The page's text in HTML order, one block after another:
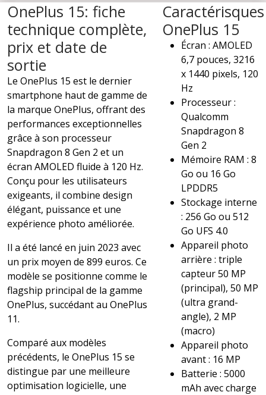
OnePlus 15: fiche
technique complète,
prix et date de
sortie
Le OnePlus 15 est le dernier
smartphone haut de gamme de
la marque OnePlus, offrant des
performances exceptionnelles
grâce à son processeur
Snapdragon 8 Gen 2 et un
écran AMOLED fluide à 120 Hz.
Conçu pour les utilisateurs
exigeants, il combine design
élégant, puissance et une
expérience photo améliorée.
Il a été lancé en juin 2023 avec
un prix moyen de 899 euros. Ce
modèle se positionne comme le
flagship principal de la gamme
OnePlus, succédant au OnePlus
11.
Comparé aux modèles
précédents, le OnePlus 15 se
distingue par une meilleure
optimisation logicielle, une
Caractérisques
OnePlus 15
Écran : AMOLED
6,7 pouces, 3216
x 1440 pixels, 120
Hz
Processeur :
Qualcomm
Snapdragon 8
Gen 2
Mémoire RAM : 8
Go ou 16 Go
LPDDR5
Stockage interne
: 256 Go ou 512
Go UFS 4.0
Appareil photo
arrière : triple
capteur 50 MP
(principal), 50 MP
(ultra grand-
angle), 2 MP
(macro)
Appareil photo
avant : 16 MP
Batterie : 5000
mAh avec charge